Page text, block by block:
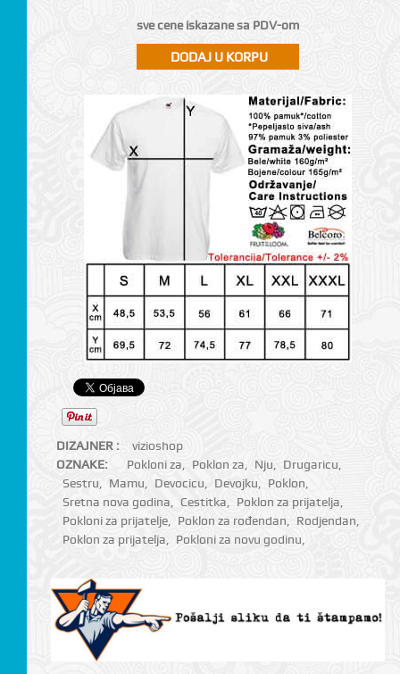
sve cene iskazane sa PDV-om
DIZAJNER :
vizioshop
OZNAKE:
Pokloni za Poklon za Nju Drugaricu
Sestru
Mamu Devocicu Devojku Poklon
Sretna nova godina
Cestitka Poklon za prijatelja
Pokloni za prijatelje, Poklon za rođendan Rodjendan
Poklon za prijatelja
Pokloni za novu godinu